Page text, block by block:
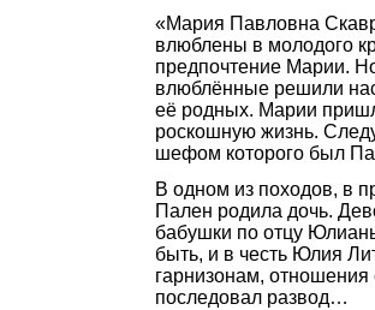
«Мария Павловна
влюблены в молодого
предпочтение Марии.
влюблённые решили
её родных. Марии
роскошную жизнь.
шефом которого был
В одном из походов, в
Пален родила дочь.
бабушки по отцу
быть, и в честь Юлия
гарнизонам,
последовал развод…